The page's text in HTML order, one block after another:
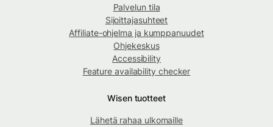
Palvelun tila
Sijoittajasuhteet
Affiliate-ohjelma ja kumppanuudet
Ohjekeskus
Accessibility
Feature availability checker
Wisen tuotteet
Lähetä rahaa ulkomaille